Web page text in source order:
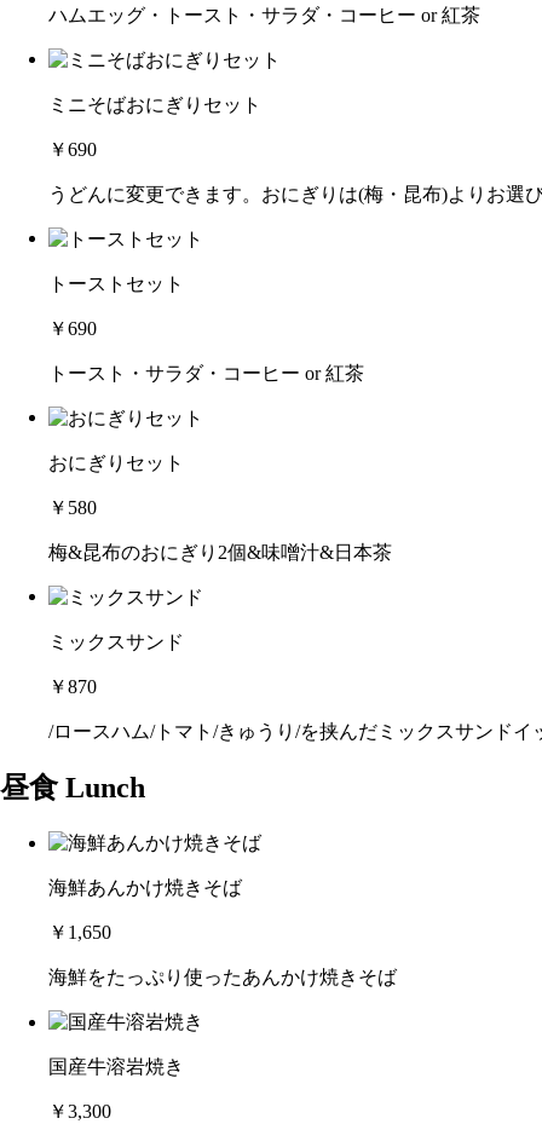
ハムエッグ・トースト・サラダ・コーヒー or 紅茶
ミニそばおにぎりセット
￥690
うどんに変更できます。おにぎりは(梅・昆布)よりお選
トーストセット
￥690
トースト・サラダ・コーヒー or 紅茶
おにぎりセット
￥580
梅&昆布のおにぎり2個&味噌汁&日本茶
ミックスサンド
￥870
/ロースハム/トマト/きゅうり/を挟んだミックスサンドイ
昼食 Lunch
海鮮あんかけ焼きそば
￥1,650
海鮮をたっぷり使ったあんかけ焼きそば
国産牛溶岩焼き
￥3,300